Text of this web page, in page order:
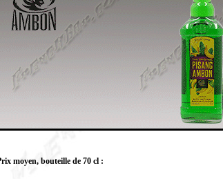
moyen, bouteille de 70 cl :